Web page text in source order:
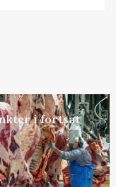
i fortsat